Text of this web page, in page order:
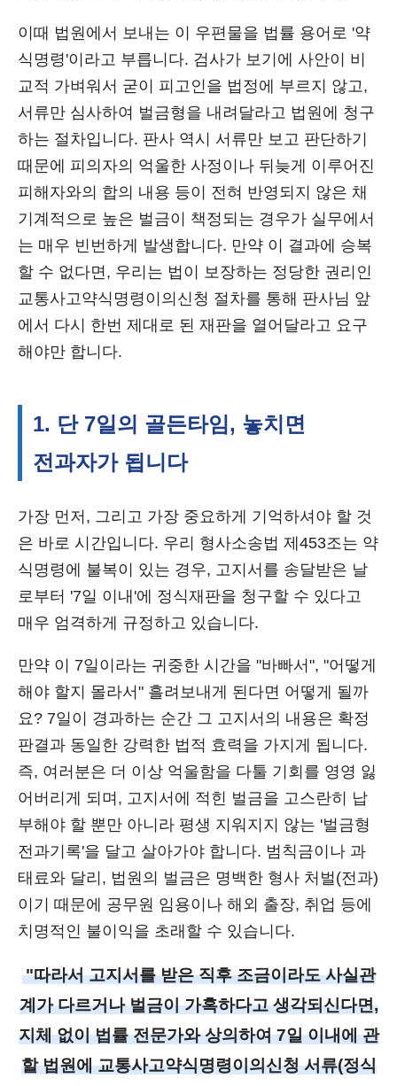
이때 법원에서 보내는 이 우편물을 법률 용어로 '약
식명령'이라고 부릅니다. 검사가 보기에 사안이 비
교적 가벼워서 굳이 피고인을 법정에 부르지 않고,
서류만 심사하여 벌금형을 내려달라고 법원에 청구
하는 절차입니다. 판사 역시 서류만 보고 판단하기
때문에 피의자의 억울한 사정이나 뒤늦게 이루어진
피해자와의 합의 내용 등이 전혀 반영되지 않은 채
기계적으로 높은 벌금이 책정되는 경우가 실무에서
는 매우 빈번하게 발생합니다. 만약 이 결과에 승복
할 수 없다면, 우리는 법이 보장하는 정당한 권리인
교통사고약식명령이의신청 절차를 통해 판사님 앞
에서 다시 한번 제대로 된 재판을 열어달라고 요구
해야만 합니다.
1. 단 7일의 골든타임, 놓치면
전과자가 됩니다
가장 먼저, 그리고 가장 중요하게 기억하셔야 할 것
은 바로 시간입니다. 우리 형사소송법 제453조는 약
식명령에 불복이 있는 경우, 고지서를 송달받은 날
로부터 '7일 이내'에 정식재판을 청구할 수 있다고
매우 엄격하게 규정하고 있습니다.
만약 이 7일이라는 귀중한 시간을 "바빠서", "어떻게
해야 할지 몰라서" 흘려보내게 된다면 어떻게 될까
요? 7일이 경과하는 순간 그 고지서의 내용은 확정
판결과 동일한 강력한 법적 효력을 가지게 됩니다.
즉, 여러분은 더 이상 억울함을 다툴 기회를 영영 잃
어버리게 되며, 고지서에 적힌 벌금을 고스란히 납
부해야 할 뿐만 아니라 평생 지워지지 않는 '벌금형
전과기록'을 달고 살아가야 합니다. 범칙금이나 과
태료와 달리, 법원의 벌금은 명백한 형사 처벌(전과)
이기 때문에 공무원 임용이나 해외 출장, 취업 등에
치명적인 불이익을 초래할 수 있습니다.
"따라서 고지서를 받은 직후 조금이라도 사실관
계가 다르거나 벌금이 가혹하다고 생각되신다면,
지체 없이 법률 전문가와 상의하여 7일 이내에 관
할 법원에 교통사고약식명령이의신청 서류(정식